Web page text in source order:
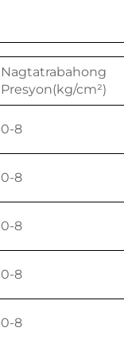
Nagtatrabahong
Presyon(kg/cm²)
0-8
0-8
0-8
0-8
0-8